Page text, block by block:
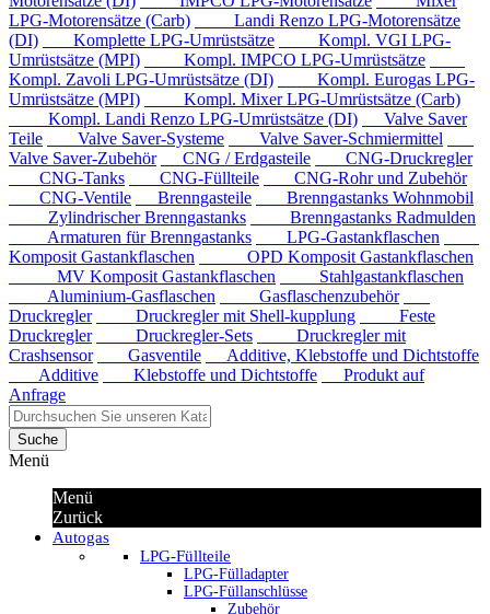
LPG-Motorensätze (Carb)
Landi Renzo LPG-Motorensätze
(DI)
Komplette LPG-Umrüstsätze
Kompl. VGI LPG-
Umrüstsätze (MPI)
Kompl. IMPCO LPG-Umrüstsätze
Kompl. Zavoli LPG-Umrüstsätze (DI)
Kompl. Eurogas LPG-
Umrüstsätze (MPI)
Kompl. Mixer LPG-Umrüstsätze (Carb)
Kompl. Landi Renzo LPG-Umrüstsätze (DI)
Valve Saver
Teile
Valve Saver-Systeme
Valve Saver-Schmiermittel
Valve Saver-Zubehör
CNG / Erdgasteile
CNG-Druckregler
CNG-Tanks
CNG-Füllteile
CNG-Rohr und Zubehör
CNG-Ventile
Brenngasteile
Brenngastanks Wohnmobil
Zylindrischer Brenngastanks
Brenngastanks Radmulden
Armaturen für Brenngastanks
LPG-Gastankflaschen
Komposit Gastankflaschen
OPD Komposit Gastankflaschen
MV Komposit Gastankflaschen
Stahlgastankflaschen
Aluminium-Gasflaschen
Gasflaschenzubehör
Druckregler
Druckregler mit Shell-kupplung
Feste
Druckregler
Druckregler-Sets
Druckregler mit
Crashsensor
Gasventile
Additive, Klebstoffe und Dichtstoffe
Additive
Klebstoffe und Dichtstoffe
Produkt auf
Anfrage
Suche
Menü
Menü
Zurück
Autogas
LPG-Füllteile
LPG-Fülladapter
LPG-Füllanschlüsse
Zubehör